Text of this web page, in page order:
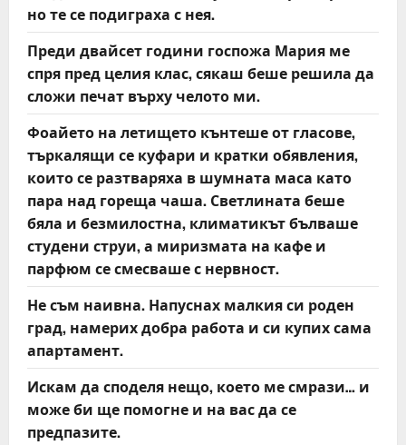
но те се подиграха с нея.
Преди двайсет години госпожа Мария ме
спря пред целия клас, сякаш беше решила да
сложи печат върху челото ми.
Фоайето на летището кънтеше от гласове,
търкалящи се куфари и кратки обявления,
които се разтваряха в шумната маса като
пара над гореща чаша. Светлината беше
бяла и безмилостна, климатикът бълваше
студени струи, а миризмата на кафе и
парфюм се смесваше с нервност.
Не съм наивна. Напуснах малкия си роден
град, намерих добра работа и си купих сама
апартамент.
Искам да споделя нещо, което ме смрази… и
може би ще помогне и на вас да се
предпазите.